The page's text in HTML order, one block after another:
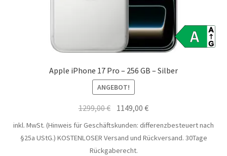
Apple iPhone 17 Pro – 256 GB – Silber
ANGEBOT!
1299,00€ Ursprünglicher
Preis
1299,00 €
1149,00€Aktueller
Preis
ist:
inkl. MwSt. (Hinweis für Geschäftskunden: differenzbesteuert nach
§25a UStG.) KOSTENLOSER Versand und Rückversand. 30Tage
Rückgaberecht.